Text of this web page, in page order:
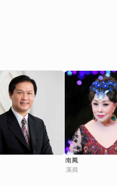
南鳳
演員